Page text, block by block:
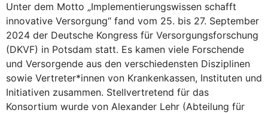
Unter dem Motto „Implementierungswissen schafft
innovative Versorgung“ fand vom 25. bis 27. September
2024 der Deutsche Kongress für Versorgungsforschung
(DKVF) in Potsdam statt. Es kamen viele Forschende
und Versorgende aus den verschiedensten Disziplinen
sowie Vertreter*innen von Krankenkassen, Instituten und
Initiativen zusammen. Stellvertretend für das
Konsortium wurde von Alexander Lehr (Abteilung für